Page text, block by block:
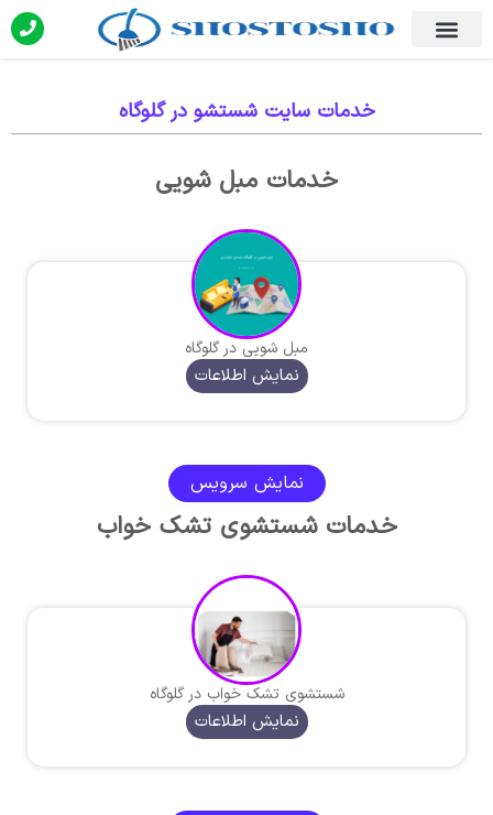
خدمات سایت شستشو در گلوگاه
خدمات مبل شویی
مبل شویی در گلوگاه
نمایش اطلاعات
نمایش سرویس
خدمات شستشوی تشک خواب
شستشوی تشک خواب در گلوگاه
نمایش اطلاعات